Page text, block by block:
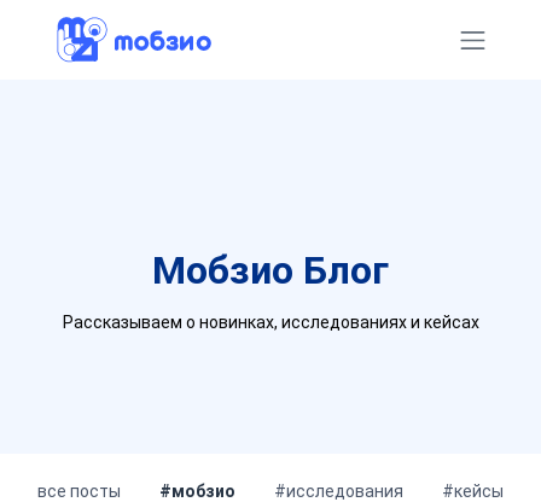
Мобзио Блог
Рассказываем о новинках, исследованиях и кейсах
все посты #мобзио #исследования
#кейсы